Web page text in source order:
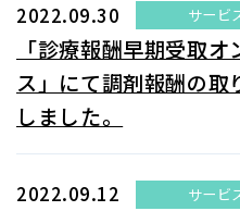
2022.09.30 サービ
「診療報酬早期受取
ス」にて調剤報酬の取
しました。
2022.09.12 サービ